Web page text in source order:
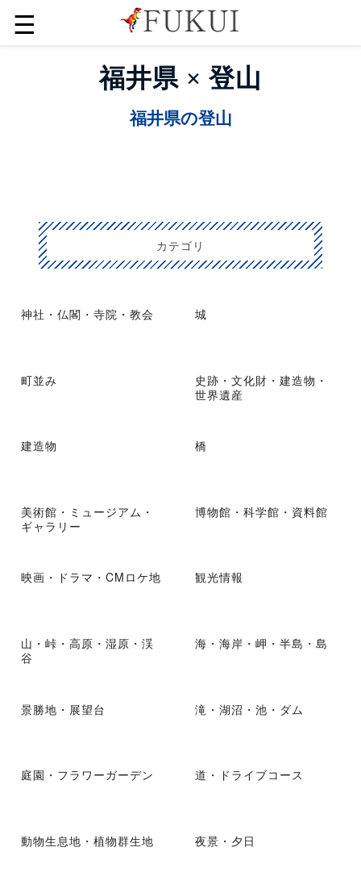
☰
福井県 × 登山
福井県の登山
カテゴリ
神社・仏閣・寺院・教会 城
町並み
史跡・文化財・建造物・
世界遺産
建造物 橋
美術館・ミュージアム・
ギャラリー
博物館・科学館・資料館
映画・ドラマ・CMロケ地 観光情報
山・峠・高原・湿原・渓
谷
海・海岸・岬・半島・島
景勝地・展望台 滝・湖沼・池・ダム
庭園・フラワーガーデン 道・ドライブコース
動物生息地・植物群生地 夜景・夕日